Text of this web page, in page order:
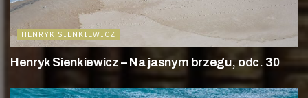
HENRYK SIENKIEWICZ
Henryk Sienkiewicz – Na jasnym brzegu, odc. 30